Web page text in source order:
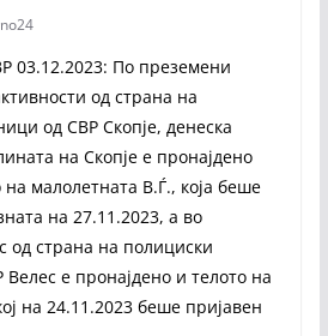
03.12.2023: По преземени
од страна на
од СВР Скопје, денеска
на Скопје е пронајдено
малолетната В.Ѓ., која беше
на 27.11.2023, а во
од страна на полициски
е пронајдено и телото на
на 24.11.2023 беше пријавен